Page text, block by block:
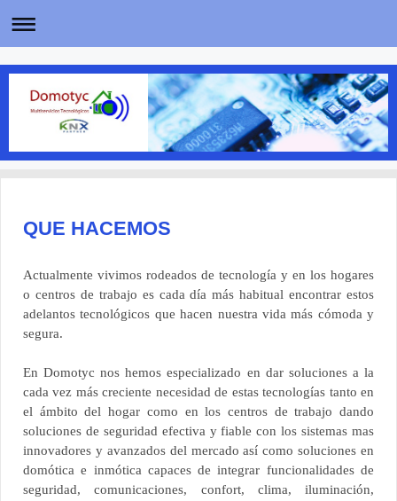
QUE HACEMOS
Actualmente vivimos rodeados de tecnología y en los hogares
o centros de trabajo es cada día más habitual encontrar estos
adelantos tecnológicos que hacen nuestra vida más cómoda y
segura.
En Domotyc nos hemos especializado en dar soluciones a la
cada vez más creciente necesidad de estas tecnologías tanto en
el ámbito del hogar como en los centros de trabajo dando
soluciones de seguridad efectiva y fiable con los sistemas mas
innovadores y avanzados del mercado así como soluciones en
domótica e inmótica capaces de integrar funcionalidades de
seguridad, comunicaciones, confort, clima, iluminación,